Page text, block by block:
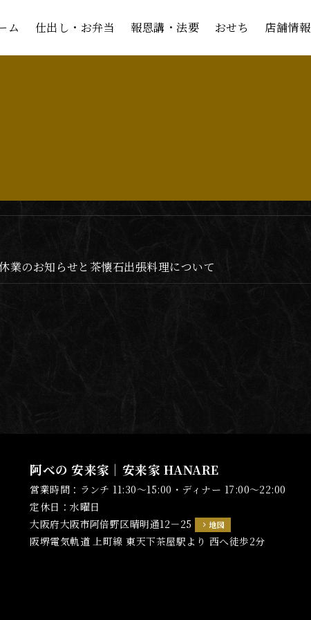
ム 仕出し・お弁当 報恩講・法要 おせち 店舗情報
ム 仕出し・お弁当 報恩講・法要 おせち 店舗情報
業のお知らせと茶懐石出張料理について
阿べの 安来家｜安来家 HANARE
営業時間：ランチ 11:30～15:00・ディナー 17:00～22:00
定休日：水曜日
大阪府大阪市阿倍野区晴明通12－25
地図
阪堺電気軌道 上町線 東天下茶屋駅より 西へ徒歩2分